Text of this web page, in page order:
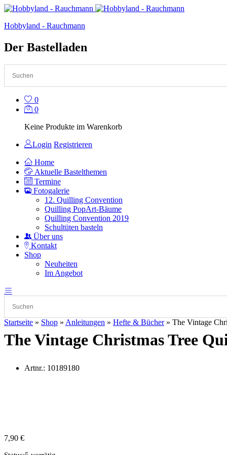
Hobbyland - Rauchmann
Der Bastelladen
0
0
Keine Produkte im Warenkorb
Login Registrieren
Home
Aktuelle Bastelthemen
Termine
Fotogalerie
12. Quilling Convention
Quilling PopArt-Bäume
Quilling Convention 2019
Schultüten basteln
Über uns
Kontakt
Shop
Neuheiten
Im Angebot
Startseite » Shop » Anleitungen » Hefte & Bücher» The Vintage
The Vintage Christmas Tree
Artnr.: 10189180
7,90 €